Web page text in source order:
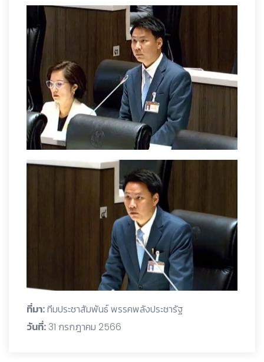
ที่มา:ทีมประชาสัมพันธ์ พรรคพลังประชารัฐ
วันที่:31 กรกฎาคม 2566